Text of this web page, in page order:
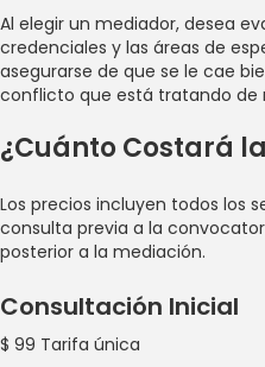
Al elegir un mediador, desea
credenciales y las áreas de
asegurarse de que se le cae
conflicto que está tratando de
¿Cuánto Costará
Los precios incluyen todos los
consulta previa a la
posterior a la mediación.
Consultación Inicial
$ 99 Tarifa única